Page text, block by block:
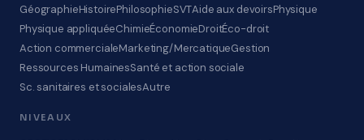
GéographieHistoirePhilosophieSVTAide aux devoirsPhysique
Physique appliquéeChimieÉconomieDroitÉco-droit
Action commercialeMarketing/MercatiqueGestion
Ressources HumainesSanté et action sociale
Sc. sanitaires et socialesAutre
NIVEAUX